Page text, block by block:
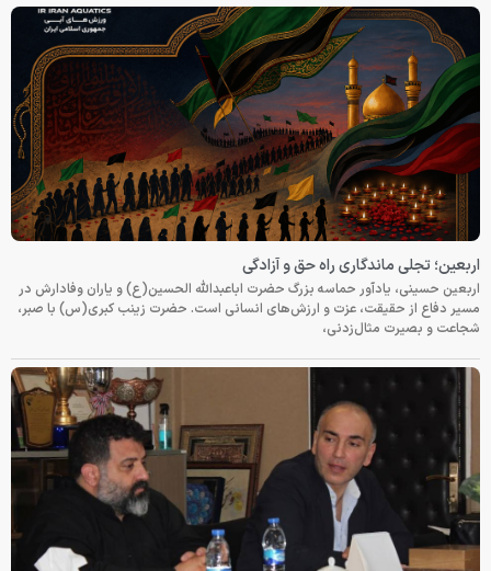
اربعین؛ تجلی ماندگاری راه حق و آزادگی
اربعین حسینی، یادآور حماسه بزرگ حضرت اباعبدالله الحسین(ع) و یاران وفادارش در
مسیر دفاع از حقیقت، عزت و ارزش‌های انسانی است. حضرت زینب کبری(س) با صبر،
شجاعت و بصیرت مثال‌زدنی،